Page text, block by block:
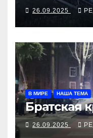
26.09.2025
В МИРЕ НАША ТЕМА
Братская
26.09.2025